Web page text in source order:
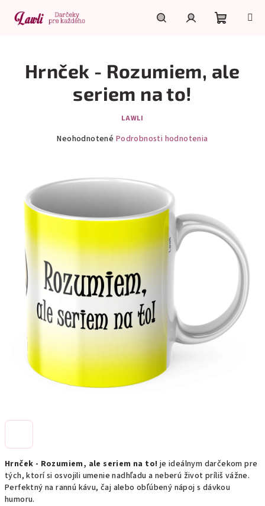
obsah
košík
Hrnček - Rozumiem, ale seriem na to! je ideálnym darčekom pre
tých, ktorí si osvojili umenie nadhľadu a neberú život príliš vážne.
Perfektný na rannú kávu, čaj alebo obľúbený nápoj s dávkou
humoru.
Hrnček - Rozumiem, ale
seriem na to!
LAWLI
hviezdičiek.
Neohodnotené Podrobnosti hodnotenia